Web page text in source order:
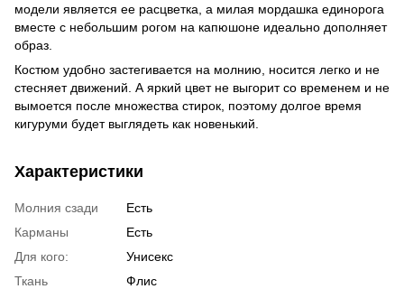
модели является ее расцветка, а милая мордашка единорога
вместе с небольшим рогом на капюшоне идеально дополняет
образ.
Костюм удобно застегивается на молнию, носится легко и не
стесняет движений. А яркий цвет не выгорит со временем и не
вымоется после множества стирок, поэтому долгое время
кигуруми будет выглядеть как новенький.
Характеристики
Молния сзади
Есть
Карманы
Есть
Для кого:
Унисекс
Ткань
Флис